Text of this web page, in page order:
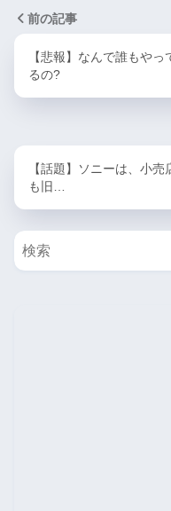
前の記事
【悲報】なんで誰もや
るの?
【話題】ソニーは、小
も旧…